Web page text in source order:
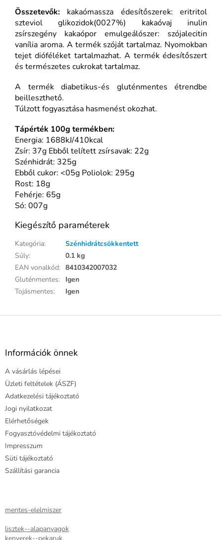
Összetevők: kakaómassza édesítőszerek: eritritol
szteviol glikozidok(0027%) kakaóvaj inulin
zsírszegény kakaópor emulgeálószer: szójalecitin
vanília aroma. A termék szóját tartalmaz. Nyomokban
tejet dióféléket tartalmazhat. A termék édesítőszert
és természetes cukrokat tartalmaz.
A termék diabetikus-és gluténmentes étrendbe
beilleszthető.
Túlzott fogyasztása hasmenést okozhat.
Tápérték 100g termékben:
Energia: 1688kJ/410kcal
Zsír: 37g Ebből telített zsírsavak: 22g
Szénhidrát: 325g
Ebből cukor: <05g Poliolok: 295g
Rost: 18g
Fehérje: 65g
Só: 007g
Kiegészítő paraméterek
Kategória:
Szénhidrátcsökkentett
Súly:
0.1 kg
EAN vonalkód: 8410342007032
Gluténmentes:
Igen
Tojásmentes: Igen
L
Információk önnek
A vásárlás lépései
Üzleti feltételek (ÁSZF)
Adatkezelési tájékoztató
Jogi nyilatkozat
Elérhetőségek
Fogyasztóvédelmi tájékoztató
Impresszum
Süti tájékoztató
Szállítási garancia
mentes-elelmiszer
lisztek--alapanyagok